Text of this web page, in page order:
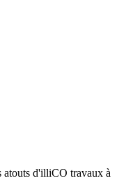
atouts d'illiCO travaux à